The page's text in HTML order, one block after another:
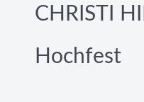
CHRISTI
Hochfest